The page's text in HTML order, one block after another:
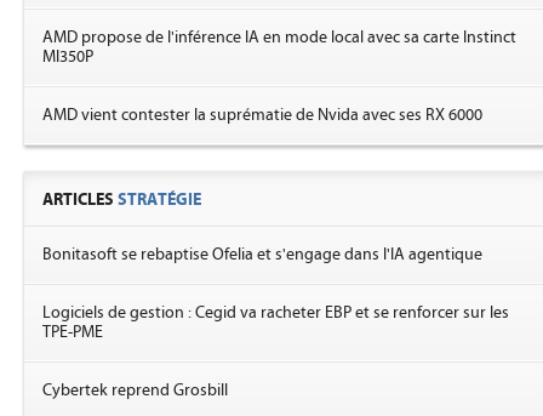
AMD propose de l'inférence IA en mode local avec sa carte Instinct
MI350P
AMD vient contester la suprématie de Nvida avec ses RX 6000
ARTICLES STRATÉGIE
Bonitasoft se rebaptise Ofelia et s'engage dans l'IA agentique
Logiciels de gestion : Cegid va racheter EBP et se renforcer sur les
TPE-PME
Cybertek reprend Grosbill